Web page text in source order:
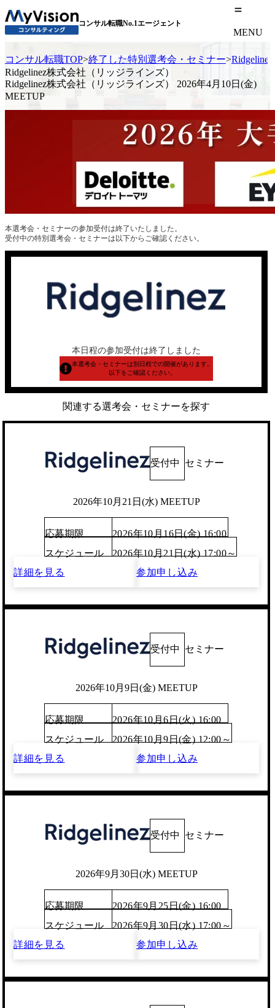
コンサル転職No.1エージェント
MENU
コンサル転職TOP>終了した特別選考会・セミナー>
Ridgelinez株式会社（リッジラインズ）
Ridgelinez株式会社（リッジラインズ） 2026年4月10日(金)
MEETUP
本選考会・セミナーの参加受付は終了いたしました。
受付中の特別選考会・セミナーは以下からご確認ください。
本日程の参加受付は終了しました
本選考会・セミナーは別日程での開催があります。
以下をご確認ください。
関連する選考会・セミナーを探す
受付中 セミナー
2026年10月21日(水) MEETUP
応募期限
2026年10月16日(金) 16:00
スケジュール
2026年10月21日(水) 17:00～
詳細を見る
参加申し込み
受付中 セミナー
2026年10月9日(金) MEETUP
応募期限
2026年10月6日(火) 16:00
スケジュール
2026年10月9日(金) 12:00～
詳細を見る
参加申し込み
受付中 セミナー
2026年9月30日(水) MEETUP
応募期限
2026年9月25日(金) 16:00
スケジュール
2026年9月30日(水) 17:00～
詳細を見る
参加申し込み